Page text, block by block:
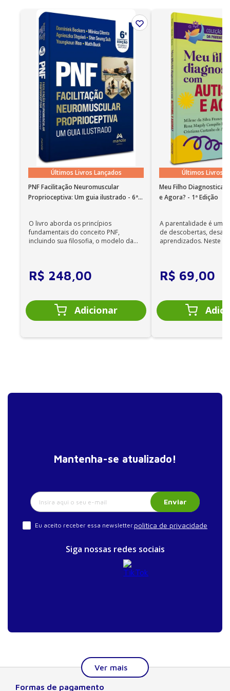
precisa saber
Uso excessivo de telas e o cérebro em
desenvolvimento
Riscos das mídias sociais na adolescência
Impacto das telas no sistema musculoesquelético
infantojuvenil
Abuso de telas na infância e adolescência: A visão
do oftalmologista
Últimos Livros Lançados
PNF Facilitação Neuromuscular
Proprioceptiva: Um guia ilustrado - 6ª
O livro aborda os princípios
fundamentais do conceito PNF,
incluindo sua filosofia, o modelo da
R$ 248,00
Últimos Livros
Meu Filho
e Agora? - 1ª Edição
A parentalidade é uma
de descobertas,
aprendizados. Neste
R$ 69,00
Mantenha-se atualizado!
Enviar
Eu aceito receber essa newsletter.política de privacidade
Siga nossas redes sociais
Formas de pagamento